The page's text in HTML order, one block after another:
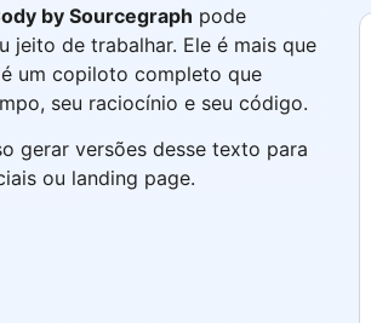
by Sourcegraph pode
jeito de trabalhar. Ele é mais que
um copiloto completo que
seu raciocínio e seu código.
gerar versões desse texto para
ou landing page.